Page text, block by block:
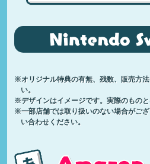
※オリジナル特典の有無、残数、販売方
い。
※デザインはイメージです。実際のものと
※一部店舗では取り扱いのない場合がご
い合わせください。